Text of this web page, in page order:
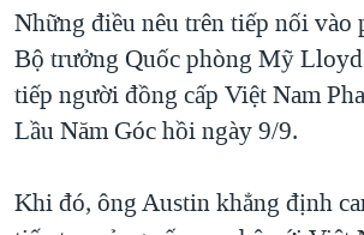
Những điều nêu trên tiếp nối vào
Bộ trưởng Quốc phòng Mỹ
tiếp người đồng cấp Việt Nam
Lầu Năm Góc hồi ngày 9/9.
Khi đó, ông Austin khẳng định